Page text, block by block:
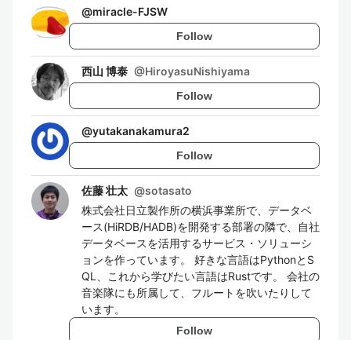
@miracle-FJSW
Follow
西山 博泰 @HiroyasuNishiyama
Follow
@yutakanakamura2
Follow
佐藤 壮太 @sotasato
株式会社日立製作所の横浜事業所で、データベ
ース(HiRDB/HADB)を開発する部署の隣で、自社
データベースを活用するサービス・ソリューシ
ョンを作っています。 好きな言語はPythonとS
QL、これから学びたい言語はRustです。 会社の
音楽隊にも所属して、フルートを吹いたりして
います。
Follow